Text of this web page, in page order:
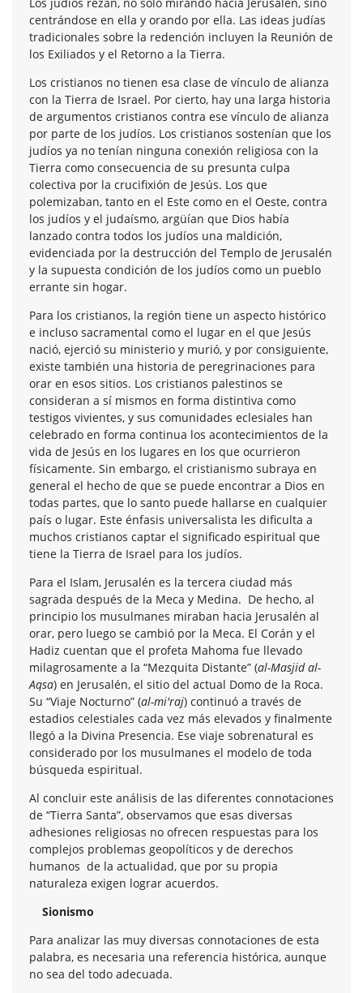
centrándose en ella y orando por ella. Las ideas judías
tradicionales sobre la redención incluyen la Reunión de
los Exiliados y el Retorno a la Tierra.
Los cristianos no tienen esa clase de vínculo de alianza
con la Tierra de Israel. Por cierto, hay una larga historia
de argumentos cristianos contra ese vínculo de alianza
por parte de los judíos. Los cristianos sostenían que los
judíos ya no tenían ninguna conexión religiosa con la
Tierra como consecuencia de su presunta culpa
colectiva por la crucifixión de Jesús. Los que
polemizaban, tanto en el Este como en el Oeste, contra
los judíos y el judaísmo, argüían que Dios había
lanzado contra todos los judíos una maldición,
evidenciada por la destrucción del Templo de Jerusalén
y la supuesta condición de los judíos como un pueblo
errante sin hogar.
Para los cristianos, la región tiene un aspecto histórico
e incluso sacramental como el lugar en el que Jesús
nació, ejerció su ministerio y murió, y por consiguiente,
existe también una historia de peregrinaciones para
orar en esos sitios. Los cristianos palestinos se
consideran a sí mismos en forma distintiva como
testigos vivientes, y sus comunidades eclesiales han
celebrado en forma continua los acontecimientos de la
vida de Jesús en los lugares en los que ocurrieron
físicamente. Sin embargo, el cristianismo subraya en
general el hecho de que se puede encontrar a Dios en
todas partes, que lo santo puede hallarse en cualquier
país o lugar. Este énfasis universalista les dificulta a
muchos cristianos captar el significado espiritual que
tiene la Tierra de Israel para los judíos.
Para el Islam, Jerusalén es la tercera ciudad más
sagrada después de la Meca y Medina. De hecho, al
principio los musulmanes miraban hacia Jerusalén al
orar, pero luego se cambió por la Meca. El Corán y el
Hadiz cuentan que el profeta Mahoma fue llevado
milagrosamente a la “Mezquita Distante” (al-Masjid al-
Aqsa) en Jerusalén, el sitio del actual Domo de la Roca.
Su “Viaje Nocturno” (al-mi'raj) continuó a través de
estadios celestiales cada vez más elevados y finalmente
llegó a la Divina Presencia. Ese viaje sobrenatural es
considerado por los musulmanes el modelo de toda
búsqueda espiritual.
Al concluir este análisis de las diferentes connotaciones
de “Tierra Santa”, observamos que esas diversas
adhesiones religiosas no ofrecen respuestas para los
complejos problemas geopolíticos y de derechos
humanos de la actualidad, que por su propia
naturaleza exigen lograr acuerdos.
Sionismo
Para analizar las muy diversas connotaciones de esta
palabra, es necesaria una referencia histórica, aunque
no sea del todo adecuada.